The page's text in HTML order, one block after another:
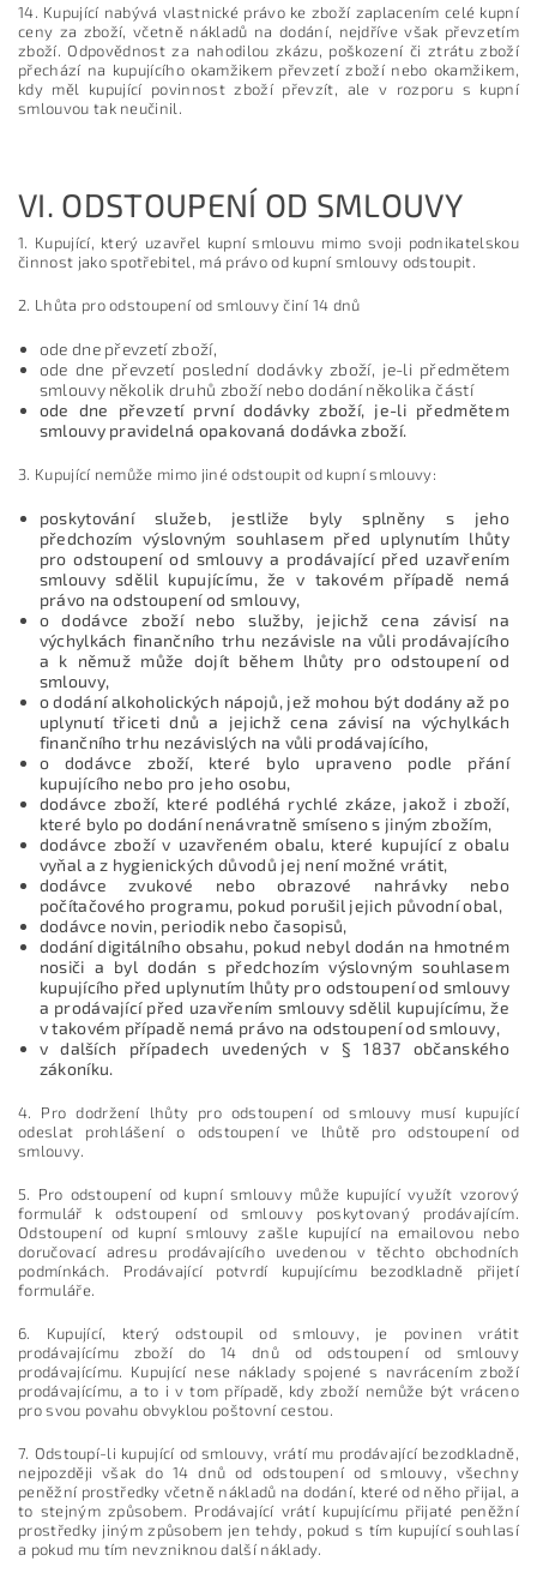
14. Kupující nabývá vlastnické právo ke zboží zaplacením celé kupní
ceny za zboží, včetně nákladů na dodání, nejdříve však převzetím
zboží. Odpovědnost za nahodilou zkázu, poškození či ztrátu zboží
přechází na kupujícího okamžikem převzetí zboží nebo okamžikem,
kdy měl kupující povinnost zboží převzít, ale v rozporu s kupní
smlouvou tak neučinil.
VI. ODSTOUPENÍ OD SMLOUVY
1. Kupující, který uzavřel kupní smlouvu mimo svoji podnikatelskou
činnost jako spotřebitel, má právo od kupní smlouvy odstoupit.
2. Lhůta pro odstoupení od smlouvy činí 14 dnů
ode dne převzetí zboží,
ode dne převzetí poslední dodávky zboží, je-li předmětem
smlouvy několik druhů zboží nebo dodání několika částí
ode dne převzetí první dodávky zboží, je-li předmětem
smlouvy pravidelná opakovaná dodávka zboží.
3. Kupující nemůže mimo jiné odstoupit od kupní smlouvy:
poskytování služeb, jestliže byly splněny s jeho
předchozím výslovným souhlasem před uplynutím lhůty
pro odstoupení od smlouvy a prodávající před uzavřením
smlouvy sdělil kupujícímu, že v takovém případě nemá
právo na odstoupení od smlouvy,
o dodávce zboží nebo služby, jejichž cena závisí na
výchylkách finančního trhu nezávisle na vůli prodávajícího
a k němuž může dojít během lhůty pro odstoupení od
smlouvy,
o dodání alkoholických nápojů, jež mohou být dodány až po
uplynutí třiceti dnů a jejichž cena závisí na výchylkách
finančního trhu nezávislých na vůli prodávajícího,
o dodávce zboží, které bylo upraveno podle přání
kupujícího nebo pro jeho osobu,
dodávce zboží, které podléhá rychlé zkáze, jakož i zboží,
které bylo po dodání nenávratně smíseno s jiným zbožím,
dodávce zboží v uzavřeném obalu, které kupující z obalu
vyňal a z hygienických důvodů jej není možné vrátit,
dodávce zvukové nebo obrazové nahrávky nebo
počítačového programu, pokud porušil jejich původní obal,
dodávce novin, periodik nebo časopisů,
dodání digitálního obsahu, pokud nebyl dodán na hmotném
nosiči a byl dodán s předchozím výslovným souhlasem
kupujícího před uplynutím lhůty pro odstoupení od smlouvy
a prodávající před uzavřením smlouvy sdělil kupujícímu, že
v takovém případě nemá právo na odstoupení od smlouvy,
v dalších případech uvedených v § 1837 občanského
zákoníku.
4. Pro dodržení lhůty pro odstoupení od smlouvy musí kupující
odeslat prohlášení o odstoupení ve lhůtě pro odstoupení od
smlouvy.
5. Pro odstoupení od kupní smlouvy může kupující využít vzorový
formulář k odstoupení od smlouvy poskytovaný prodávajícím.
Odstoupení od kupní smlouvy zašle kupující na emailovou nebo
doručovací adresu prodávajícího uvedenou v těchto obchodních
podmínkách. Prodávající potvrdí kupujícímu bezodkladně přijetí
formuláře.
6. Kupující, který odstoupil od smlouvy, je povinen vrátit
prodávajícímu zboží do 14 dnů od odstoupení od smlouvy
prodávajícímu. Kupující nese náklady spojené s navrácením zboží
prodávajícímu, a to i v tom případě, kdy zboží nemůže být vráceno
pro svou povahu obvyklou poštovní cestou.
7. Odstoupí-li kupující od smlouvy, vrátí mu prodávající bezodkladně,
nejpozději však do 14 dnů od odstoupení od smlouvy, všechny
peněžní prostředky včetně nákladů na dodání, které od něho přijal, a
to stejným způsobem. Prodávající vrátí kupujícímu přijaté peněžní
prostředky jiným způsobem jen tehdy, pokud s tím kupující souhlasí
a pokud mu tím nevzniknou další náklady.